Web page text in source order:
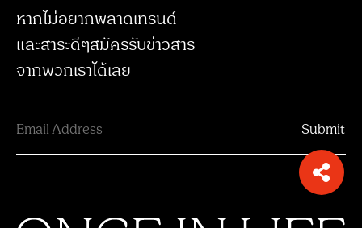
หากไม่อยากพลาดเทรนด์
และสาระดีๆสมัครรับข่าวสาร
จากพวกเราได้เลย